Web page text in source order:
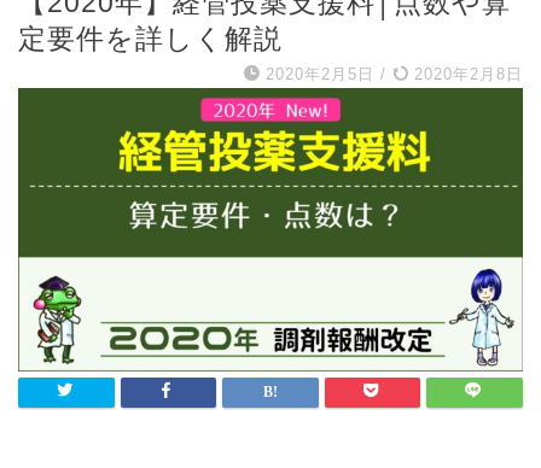
定要件を詳しく解説
2020年2月5日 / 2020年2月8日